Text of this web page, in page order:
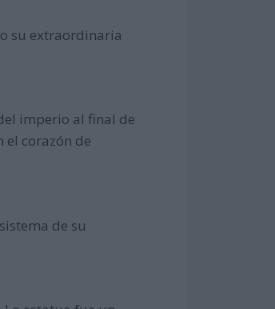
su extraordinaria
imperio al final de
el corazón de
de su